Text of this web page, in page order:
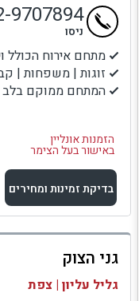
מתחם אירוח הכולל וילה
זוגות | משפחות |
המתחם ממוקם בלב
הזמנות אונליין
באישור בעל הצימר
9707894
ניסו
בדיקת זמינות ומחירים
למתחם זה
בדיקת זמינות ומחירים
גני הצוק
גליל עליון | צפת